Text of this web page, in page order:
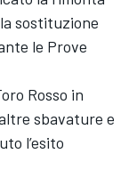
sostituzione
le Prove
Rosso in
sbavature e
l’esito